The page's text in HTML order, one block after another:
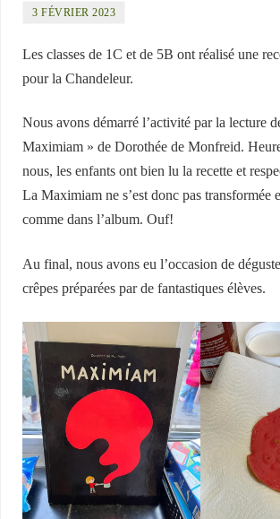
3 FÉVRIER 2023
Les classes de 1C et de 5B ont réalisé une
pour la Chandeleur.
Nous avons démarré l’activité par la lecture
Maximiam » de Dorothée de Monfreid.
nous, les enfants ont bien lu la recette et
La Maximiam ne s’est donc pas transformée
comme dans l’album. Ouf!
Au final, nous avons eu l’occasion de
crêpes préparées par de fantastiques élèves.